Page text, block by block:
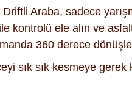
Araba, sadece
kontrolü ele alın ve
360 derece
sık sık kesmeye gerek